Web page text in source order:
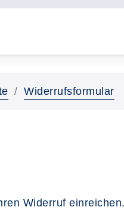
Widerrufsformular
Widerruf